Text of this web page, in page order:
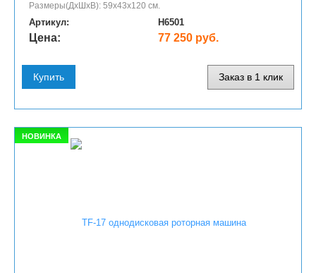
Размеры(ДхШхВ): 59х43х120 см.
Артикул: H6501
Цена: 77 250 руб.
Купить Заказ в 1 клик
НОВИНКА